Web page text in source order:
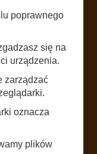
standard rates of the
with mobile internet.
roaming tariff table.
poprawnego
się na
urządzenia.
zarządzać
oznacza
plików